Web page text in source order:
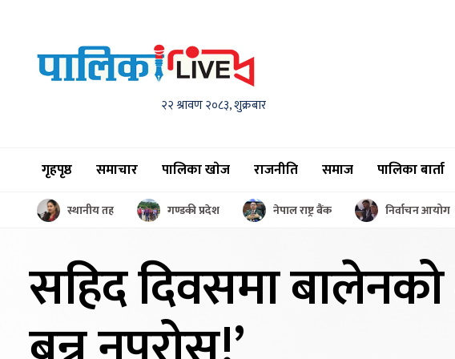
२२ श्रावण २०८३, शुक्रबार
गृहपृष्ठ समाचार पालिका खाेज राजनीति समाज पालिका बार्ता
स्थानीय तह गण्डकी प्रदेश नेपाल राष्ट्र बैंक निर्वाचन आयोग
सहिद दिवसमा बालेनको